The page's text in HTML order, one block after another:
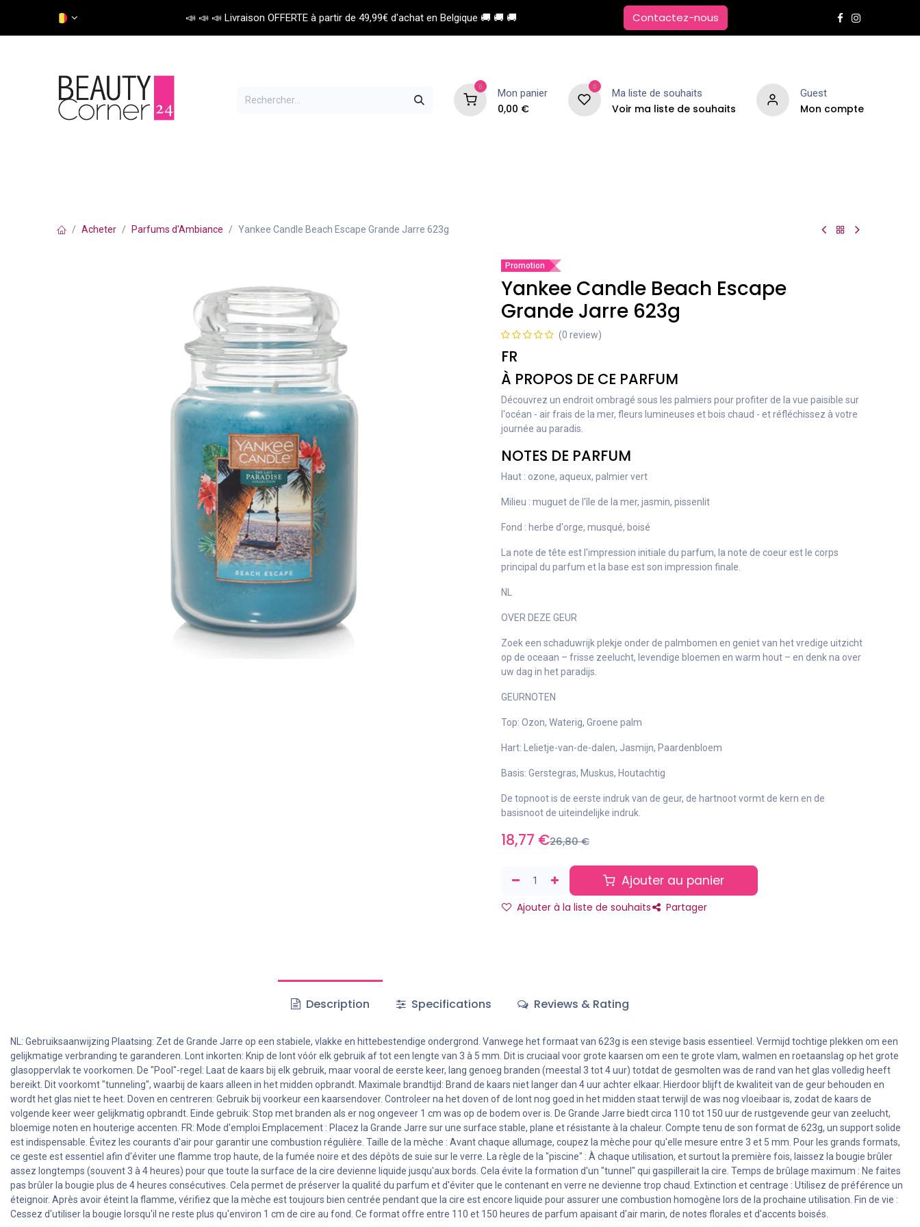
📣 📣 📣 Livraison OFFERTE à partir de 49,99€ d'achat en Belgique 🚚 🚚 🚚 Contactez-nous
0 Mon panier
0,00 €
0 Ma liste de souhaits
Voir ma liste de souhaits
Guest
Mon compte
Acheter Parfums d'Ambiance Yankee Candle Beach Escape Grande Jarre 623g
Promotion
Yankee Candle Beach Escape
Grande Jarre 623g
(0 review)
FR
À PROPOS DE CE PARFUM
Découvrez un endroit ombragé sous les palmiers pour profiter de la vue paisible sur
l'océan - air frais de la mer, fleurs lumineuses et bois chaud - et réfléchissez à votre
journée au paradis.
NOTES DE PARFUM
Haut : ozone, aqueux, palmier vert
Milieu : muguet de l'île de la mer, jasmin, pissenlit
Fond : herbe d'orge, musqué, boisé
La note de tête est l'impression initiale du parfum, la note de coeur est le corps
principal du parfum et la base est son impression finale.
NL
OVER DEZE GEUR
Zoek een schaduwrijk plekje onder de palmbomen en geniet van het vredige uitzicht
op de oceaan – frisse zeelucht, levendige bloemen en warm hout – en denk na over
uw dag in het paradijs.
GEURNOTEN
Top: Ozon, Waterig, Groene palm
Hart: Lelietje-van-de-dalen, Jasmijn, Paardenbloem
Basis: Gerstegras, Muskus, Houtachtig
De topnoot is de eerste indruk van de geur, de hartnoot vormt de kern en de
basisnoot de uiteindelijke indruk.
18,77 €26,80€
Ajouter au panier
Ajouter à la liste de souhaits Partager
Description Specifications Reviews & Rating
NL: Gebruiksaanwijzing Plaatsing: Zet de Grande Jarre op een stabiele, vlakke en hittebestendige ondergrond. Vanwege het formaat van 623g is een stevige basis essentieel. Vermijd tochtige plekken om een
gelijkmatige verbranding te garanderen. Lont inkorten: Knip de lont vóór elk gebruik af tot een lengte van 3 à 5 mm. Dit is cruciaal voor grote kaarsen om een te grote vlam, walmen en roetaanslag op het grote
glasoppervlak te voorkomen. De "Pool"-regel: Laat de kaars bij elk gebruik, maar vooral de eerste keer, lang genoeg branden (meestal 3 tot 4 uur) totdat de gesmolten was de rand van het glas volledig heeft
bereikt. Dit voorkomt "tunneling", waarbij de kaars alleen in het midden opbrandt. Maximale brandtijd: Brand de kaars niet langer dan 4 uur achter elkaar. Hierdoor blijft de kwaliteit van de geur behouden en
wordt het glas niet te heet. Doven en centreren: Gebruik bij voorkeur een kaarsendover. Controleer na het doven of de lont nog goed in het midden staat terwijl de was nog vloeibaar is, zodat de kaars de
volgende keer weer gelijkmatig opbrandt. Einde gebruik: Stop met branden als er nog ongeveer 1 cm was op de bodem over is. De Grande Jarre biedt circa 110 tot 150 uur de rustgevende geur van zeelucht,
bloemige noten en houterige accenten. FR: Mode d'emploi Emplacement : Placez la Grande Jarre sur une surface stable, plane et résistante à la chaleur. Compte tenu de son format de 623g, un support solide
est indispensable. Évitez les courants d'air pour garantir une combustion régulière. Taille de la mèche : Avant chaque allumage, coupez la mèche pour qu'elle mesure entre 3 et 5 mm. Pour les grands formats,
ce geste est essentiel afin d'éviter une flamme trop haute, de la fumée noire et des dépôts de suie sur le verre. La règle de la "piscine" : À chaque utilisation, et surtout la première fois, laissez la bougie brûler
assez longtemps (souvent 3 à 4 heures) pour que toute la surface de la cire devienne liquide jusqu'aux bords. Cela évite la formation d'un "tunnel" qui gaspillerait la cire. Temps de brûlage maximum : Ne faites
pas brûler la bougie plus de 4 heures consécutives. Cela permet de préserver la qualité du parfum et d'éviter que le contenant en verre ne devienne trop chaud. Extinction et centrage : Utilisez de préférence un
éteignoir. Après avoir éteint la flamme, vérifiez que la mèche est toujours bien centrée pendant que la cire est encore liquide pour assurer une combustion homogène lors de la prochaine utilisation. Fin de vie :
Cessez d'utiliser la bougie lorsqu'il ne reste plus qu'environ 1 cm de cire au fond. Ce format offre entre 110 et 150 heures de parfum apaisant d'air marin, de notes florales et d'accents boisés.